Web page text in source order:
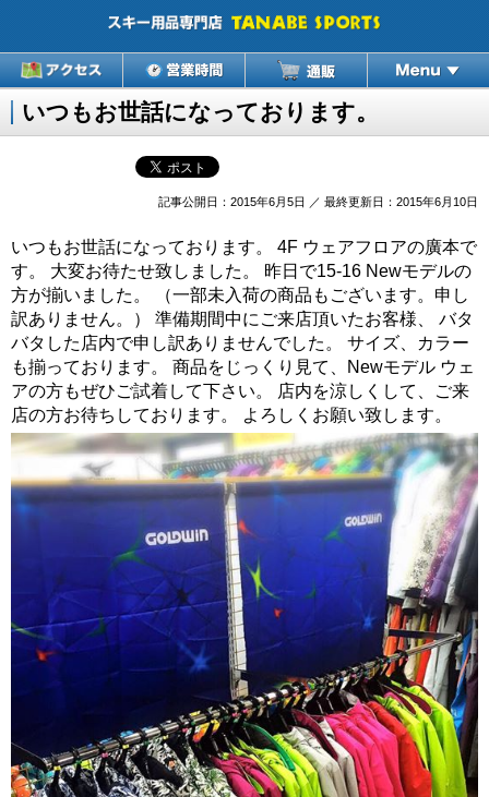
いつもお世話になっております。
記事公開日：2015年6月5日 ／ 最終更新日：2015年6月10日
いつもお世話になっております。 4F ウェアフロアの廣本で
す。 大変お待たせ致しました。 昨日で15-16 Newモデルの
方が揃いました。 （一部未入荷の商品もございます。申し
訳ありません。） 準備期間中にご来店頂いたお客様、 バタ
バタした店内で申し訳ありませんでした。 サイズ、カラー
も揃っております。 商品をじっくり見て、Newモデル ウェ
アの方もぜひご試着して下さい。 店内を涼しくして、ご来
店の方お待ちしております。 よろしくお願い致します。